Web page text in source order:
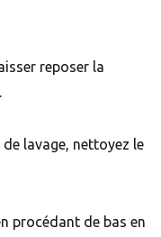
reposer la
de lavage, nettoyez le
procédant de bas en